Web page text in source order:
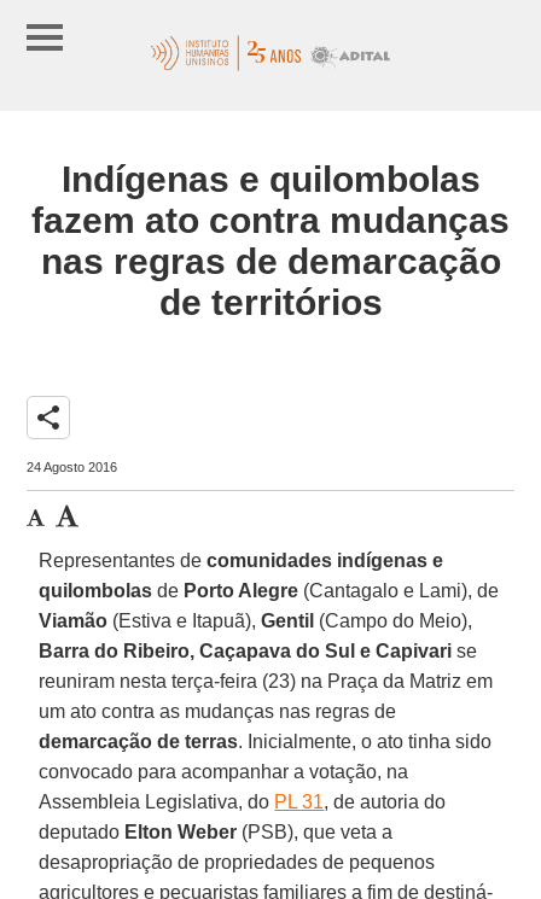
Indígenas e quilombolas
fazem ato contra mudanças
nas regras de demarcação
de territórios
share
24 Agosto 2016
Representantes decomunidades indígenas e
quilombolas de Porto Alegre (Cantagalo e Lami), de
Viamão (Estiva e Itapuã),Gentil (Campo do Meio),
Barra do Ribeiro, Caçapava do Sul e Capivari se
reuniram nesta terça-feira (23) na Praça da Matriz em
um ato contra as mudanças nas regras de
demarcação de terras. Inicialmente, o ato tinha sido
convocado para acompanhar a votação, na
Assembleia Legislativa, do PL 31, de autoria do
deputado Elton Weber (PSB), que veta a
desapropriação de propriedades de pequenos
agricultores e pecuaristas familiares a fim de destiná-